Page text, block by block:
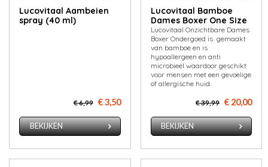
Lucovitaal Aambeien
spray (40 ml)
€ 6,99 € 3,50
BEKIJKEN
Lucovitaal Bamboe
Dames Boxer One Size
Lucovitaal Onzichtbare Dames
Boxer Ondergoed is gemaakt
van bamboe en is
hypoallergeen en anti
microbieel waardoor geschikt
voor mensen met een gevoelige
of allergische huid.
€ 39,99 € 20,00
BEKIJKEN